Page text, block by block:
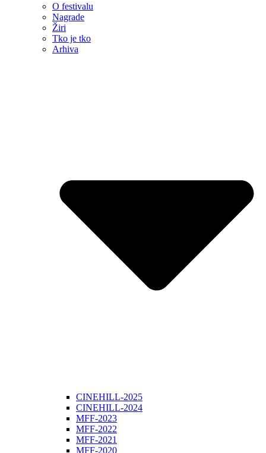
O festivalu
Nagrade
Žiri
Tko je tko
Arhiva
CINEHILL-2025
CINEHILL-2024
MFF-2023
MFF-2022
MFF-2021
MFF-2020